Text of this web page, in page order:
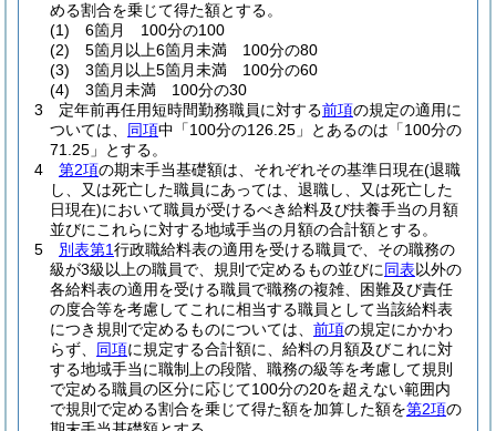
める割合を乗じて得た額とする。
(1)
6箇月 100分の100
(2)
5箇月以上6箇月未満 100分の80
(3)
3箇月以上5箇月未満 100分の60
(4)
3箇月未満 100分の30
3
定年前再任用短時間勤務職員に対する前項の規定の適用に
ついては、 同項中「100分の126.25」とあるのは「100分の
71.25」とする。
4
第2項の期末手当基礎額は、それぞれその基準日現在(退職
し、又は死亡した職員にあっては、退職し、又は死亡した
日現在)において職員が受けるべき給料及び扶養手当の月額
並びにこれらに対する地域手当の月額の合計額とする。
5
別表第1行政職給料表の適用を受ける職員で、その職務の
級が3級以上の職員で、規則で定めるもの並びに同表以外の
各給料表の適用を受ける職員で職務の複雑、困難及び責任
の度合等を考慮してこれに相当する職員として当該給料表
につき規則で定めるものについては、 前項の規定にかかわ
らず、 同項に規定する合計額に、給料の月額及びこれに対
する地域手当に職制上の段階、職務の級等を考慮して規則
で定める職員の区分に応じて100分の20を超えない範囲内
で規則で定める割合を乗じて得た額を加算した額を第2項の